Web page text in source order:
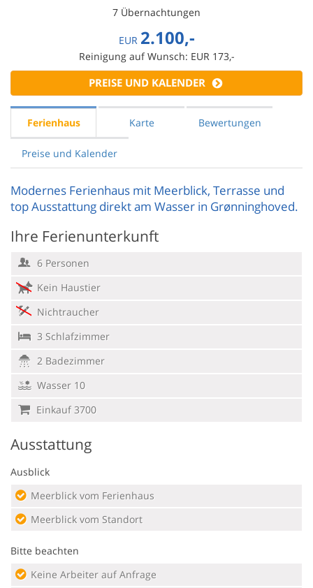
7 Übernachtungen
EUR 2.100,-
Reinigung auf Wunsch: EUR 173,-
PREISE UND KALENDER
Ferienhaus Karte Bewertungen
Preise und Kalender
Modernes Ferienhaus mit Meerblick, Terrasse und
top Ausstattung direkt am Wasser in Grønninghoved.
Ihre Ferienunterkunft
6 Personen
Kein Haustier
Nichtraucher
3 Schlafzimmer
2 Badezimmer
Wasser 10
Einkauf 3700
Ausstattung
Ausblick
Meerblick vom Ferienhaus
Meerblick vom Standort
Bitte beachten
Keine Arbeiter auf Anfrage